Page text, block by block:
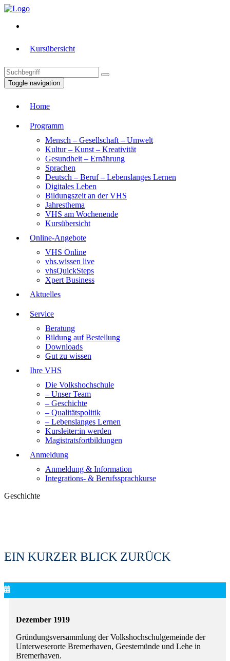
Kursübersicht
Toggle navigation
Home
Programm
Mensch – Gesellschaft – Umwelt
Kultur – Kunst – Kreativität
Gesundheit – Ernährung
Sprachen
Deutsch – Beruf – Lebenslanges Lernen
Digitales Leben
Bildungszeit an der VHS
Jahresthema
VHS am Wochenende
Kursübersicht
Online-Angebote
VHS Online
vhs.wissen live
vhsQuickSteps
Xpert Business
Aktuelles
Service
Beratung
Bildung auf Bestellung
Downloads
Gut zu wissen
Ihre VHS
Die Volkshochschule
– Unser Team
– Geschichte
– Qualitätspolitik
– Lebenslanges Lernen
Kursleiter:in werden
Magistratsfortbildungen
Anmeldung
Anmeldung & Information
Integrations- & Berufssprachkurse
Geschichte
EIN KURZER BLICK ZURÜCK
Dezember 1919
Gründungsversammlung der Volkshochschulgemeinde der
Unterweserorte Bremerhaven, Geestemünde und Lehe in
Bremerhaven.